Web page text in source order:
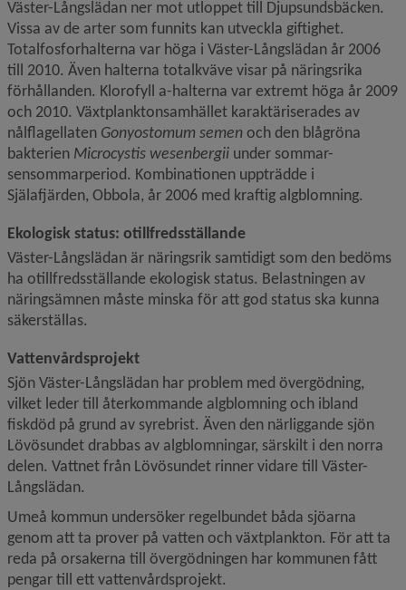
Väster-Långslädan ner mot utloppet till Djupsundsbäcken.
Vissa av de arter som funnits kan utveckla giftighet.
Totalfosfor­halterna var höga i Väster-Långslädan år 2006
till 2010. Även halterna totalkväve visar på näringsrika
förhållanden. Klorofyll a-halterna var extremt höga år 2009
och 2010. Växtplanktonsamhället karaktäriserades av
nålflagellaten Gonyostomum semen och den blågröna
bakterien Microcystis wesenbergii under sommar-
sensommarperiod. Kombinationen uppträdde i
Själafjärden, Obbola, år 2006 med kraftig algblomning.
Ekologisk status: otillfredsställande
Väster-Långslädan är näringsrik samtidigt som den bedöms
ha otillfredsställande ekologisk status. Belastningen av
näringsämnen måste minska för att god status ska kunna
säkerställas.
Vattenvårdsprojekt
Sjön Väster-Långslädan har problem med övergödning,
vilket leder till återkommande algblomning och ibland
fiskdöd på grund av syrebrist. Även den närliggande sjön
Lövösundet drabbas av algblomningar, särskilt i den norra
delen. Vattnet från Lövösundet rinner vidare till Väster-
Långslädan.
Umeå kommun undersöker regelbundet båda sjöarna
genom att ta prover på vatten och växtplankton. För att ta
reda på orsakerna till övergödningen har kommunen fått
pengar till ett vattenvårdsprojekt.